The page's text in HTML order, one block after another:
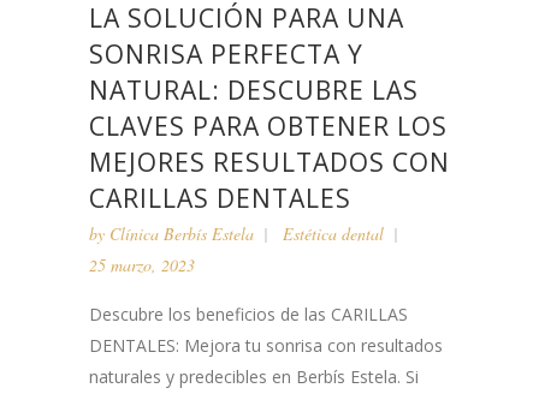
LA SOLUCIÓN PARA UNA
SONRISA PERFECTA Y
NATURAL: DESCUBRE LAS
CLAVES PARA OBTENER LOS
MEJORES RESULTADOS CON
CARILLAS DENTALES
by Clínica Berbís Estela
Estética dental
25 marzo, 2023
Descubre los beneficios de las CARILLAS
DENTALES: Mejora tu sonrisa con resultados
naturales y predecibles en Berbís Estela. Si